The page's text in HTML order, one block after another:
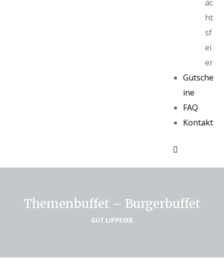
ac
ht
sf
ei
er
Gutsche
ine
FAQ
Kontakt
Themenbuffet – Burgerbuffet
GUT LIPPESEE